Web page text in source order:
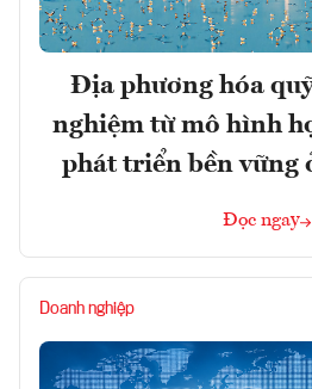
Địa phương hóa
nghiệm từ mô hình
phát triển bền vững
Đọc ngay
Doanh nghiệp